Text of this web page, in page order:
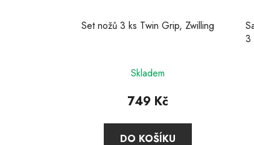
Set nožů 3 ks Twin Grip, Zwilling
hodnocení
produktu
5,0
Skladem
749 Kč
DO KOŠÍKU
3